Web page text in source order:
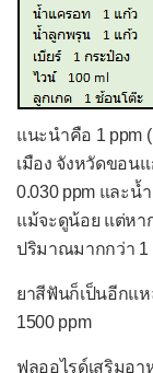
แนะนำคือ 1 ppm
เมือง จังหวัดขอน
0.030 ppm และน้
แม้จะดูน้อย แต่หา
ปริมาณมากกว่า 1
ยาสีฟันก็เป็นอีกแ
1500 ppm
ฟลูออไรด์เสริมอ